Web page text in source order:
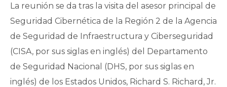
La reunión se da tras la visita del asesor principal de
Seguridad Cibernética de la Región 2 de la Agencia
de Seguridad de Infraestructura y Ciberseguridad
(CISA, por sus siglas en inglés) del Departamento
de Seguridad Nacional (DHS, por sus siglas en
inglés) de los Estados Unidos, Richard S. Richard, Jr.